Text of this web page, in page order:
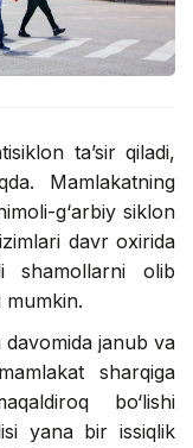
ta’sir qiladi,
Mamlakatning
g‘arbiy siklon
davr oxirida
shamollarni olib
mumkin.
janub va
sharqiga
bo‘lishi
yana bir issiqlik